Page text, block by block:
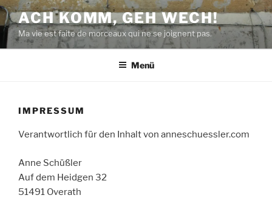
Zum
Inhalt
springen
ACH KOMM, GEH WECH!
Ma vie est faite de morceaux qui ne se joignent pas.
Menü
IMPRESSUM
Verantwortlich für den Inhalt von anneschuessler.com
Anne Schüßler
Auf dem Heidgen 32
51491 Overath